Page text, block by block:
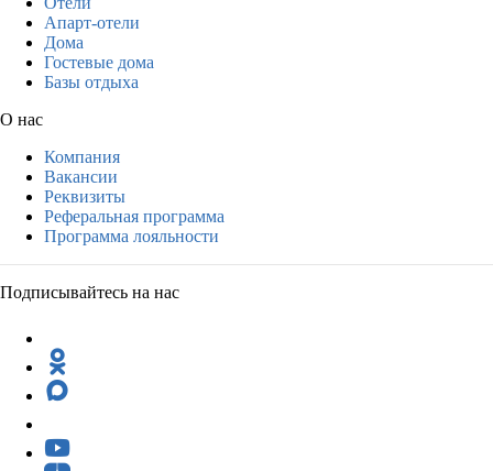
Апарт-отели
Дома
Гостевые дома
Базы отдыха
О нас
Компания
Вакансии
Реквизиты
Реферальная программа
Программа лояльности
Подписывайтесь на нас